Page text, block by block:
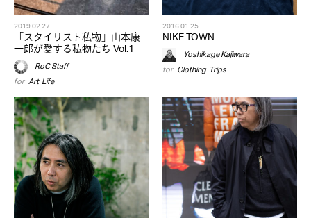
2019.02.27
「スタイリスト私物」山本康
一郎が愛する私物たち Vol.1
RoC Staff
for Art,Life
2016.01.25
NIKE TOWN
Yoshikage Kajiwara
for Clothing, Trips